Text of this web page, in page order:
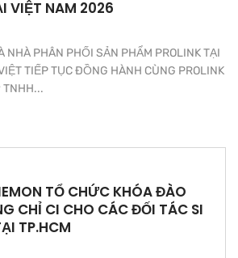
VIỆT NAM 2026
NHÀ PHÂN PHỐI SẢN PHẨM PROLINK TẠI
TIẾP TỤC ĐỒNG HÀNH CÙNG PROLINK
TNHH...
TỔ CHỨC KHÓA ĐÀO
CHỈ CI CHO CÁC ĐỐI TÁC SI
TP.HCM